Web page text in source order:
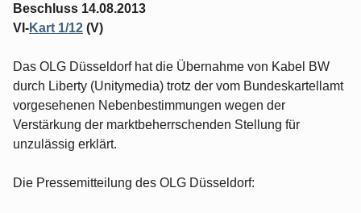
Beschluss 14.08.2013
VI-Kart 1/12 (V)
Das OLG Düsseldorf hat die Übernahme von Kabel BW
durch Liberty (Unitymedia) trotz der vom Bundeskartellamt
vorgesehenen Nebenbestimmungen wegen der
Verstärkung der marktbeherrschenden Stellung für
unzulässig erklärt.
Die Pressemitteilung des OLG Düsseldorf: